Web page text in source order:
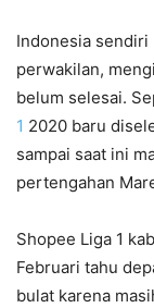
Indonesia sendiri
perwakilan,
belum selesai.
1 2020 baru
sampai saat ini
pertengahan
Shopee Liga 1
Februari tahu
bulat karena